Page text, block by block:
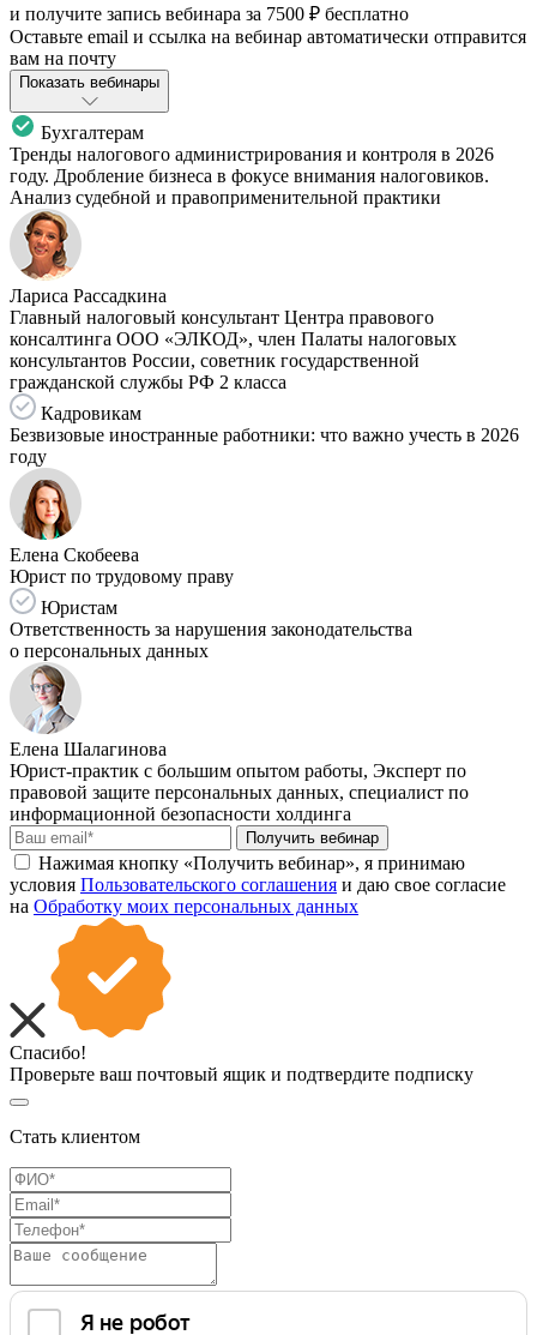
и получите запись вебинара за 7500 ₽ бесплатно
Оставьте email и ссылка на вебинар автоматически отправится
вам на почту
Показать вебинары
Бухгалтерам
Тренды налогового администрирования и контроля в 2026
году. Дробление бизнеса в фокусе внимания налоговиков.
Анализ судебной и правоприменительной практики
Лариса Рассадкина
Главный налоговый консультант Центра правового
консалтинга ООО «ЭЛКОД», член Палаты налоговых
консультантов России, советник государственной
гражданской службы РФ 2 класса
Кадровикам
Безвизовые иностранные работники: что важно учесть в 2026
году
Елена Скобеева
Юрист по трудовому праву
Юристам
Ответственность за нарушения законодательства
о персональных данных
Елена Шалагинова
Юрист-практик с большим опытом работы, Эксперт по
правовой защите персональных данных, специалист по
информационной безопасности холдинга
Получить вебинар
Нажимая кнопку «Получить вебинар», я принимаю
условия Пользовательского соглашения и даю свое согласие
на Обработку моих персональных данных
Спасибо!
Проверьте ваш почтовый ящик и подтвердите подписку
Стать клиентом